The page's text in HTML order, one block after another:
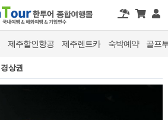
제주할인항공 제주렌트카 숙박예약 골프
경상권